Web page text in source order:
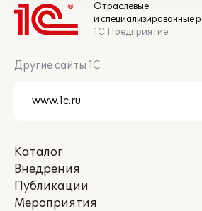
Отраслевые
и специализированные
1С:Предприятие
Другие сайты 1С
Каталог
Внедрения
Публикации
Мероприятия